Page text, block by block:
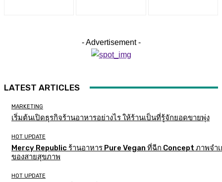
- Advertisement -
LATEST ARTICLES
MARKETING
เริ่มต้นเปิดธุรกิจร้านอาหารอย่างไร ให้ร้านเป็นที่รู้จักยอดขายพุ่ง
HOT UPDATE
Mercy Republic ร้านอาหาร Pure Vegan ที่ฉีก Concept ภาพจำเ
ของสายสุขภาพ
HOT UPDATE